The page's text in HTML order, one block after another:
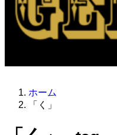
ホーム
「く」